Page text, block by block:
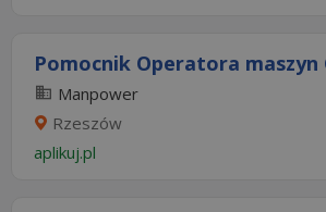
Pomocnik Operatora maszyn
Manpower
Rzeszów
aplikuj.pl